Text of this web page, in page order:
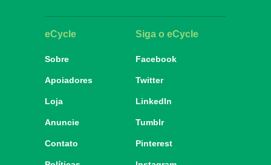
eCycle
Sobre
Apoiadores
Loja
Anuncie
Contato
Siga o eCycle
Facebook
Twitter
LinkedIn
Tumblr
Pinterest